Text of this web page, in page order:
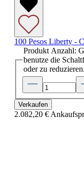
100 Pesos Liberty -
Produkt Anzahl:
benutze die
oder zu reduzieren.
Verkaufen
2.082,20 €